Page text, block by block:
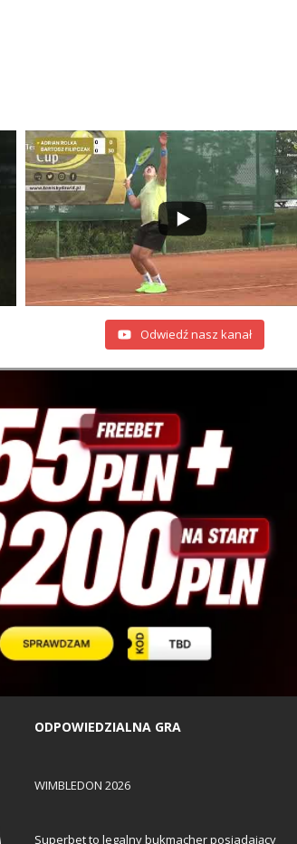
Odwiedź nasz kanał
ODPOWIEDZIALNA GRA
WIMBLEDON 2026
Superbet to legalny bukmacher posiadający